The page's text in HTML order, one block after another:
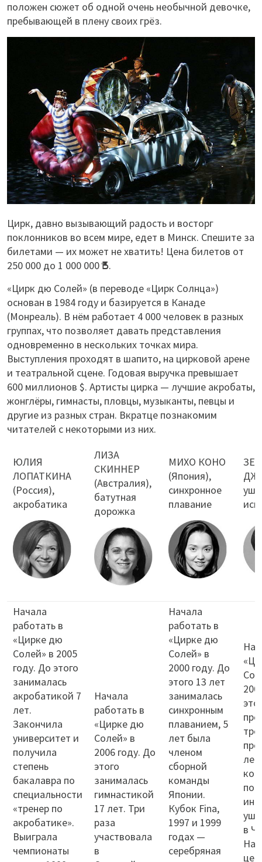
положен сюжет об одной очень необычной девочке,
пребывающей в плену своих грёз.
Цирк, давно вызывающий радость и восторг
поклонников во всем мире, едет в Минск. Спешите за
билетами — их может не хватить! Цена билетов от
250 000 до 1 000 000Б.
«Цирк дю Солей» (в переводе «Цирк Солнца»)
основан в 1984 году и базируется в Канаде
(Монреаль). В нём работает 4 000 человек в разных
группах, что позволяет давать представления
одновременно в нескольких точках мира.
Выступления проходят в шапито, на цирковой арене
и театральной сцене. Годовая выручка превышает
600 миллионов $. Артисты цирка — лучшие акробаты,
жонглёры, гимнасты, пловцы, музыканты, певцы и
другие из разных стран. Вкратце познакомим
читателей с некоторыми из них.
ЮЛИЯ
ЛОПАТКИНА
(Россия),
акробатика
ЛИЗА
СКИННЕР
(Австралия),
батутная
дорожка
МИХО КОНО
(Япония),
синхронное
плавание
Начала
работать в
«Цирке дю
Солей» в 2005
году. До этого
занималась
акробатикой 7
лет.
Закончила
университет и
получила
степень
бакалавра по
специальности
«тренер по
акробатике».
Выиграла
чемпионаты
Начала
работать в
«Цирке дю
Солей» в
2006 году. До
этого
занималась
гимнастикой
17 лет. Три
раза
участвовала
в
Начала
работать в
«Цирке дю
Солей» в
2000 году. До
этого 13 лет
занималась
синхронным
плаванием, 5
лет была
членом
сборной
команды
Японии.
Кубок Fina,
1997 и 1999
годах —
серебряная
по
в